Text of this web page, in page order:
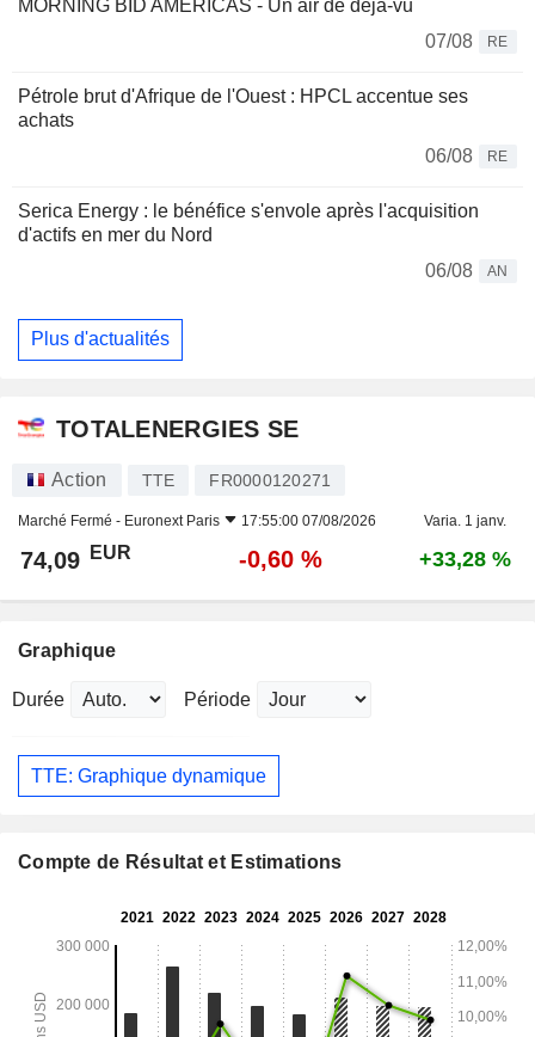
MORNING BID AMERICAS - Un air de déjà-vu
07/08
RE
Pétrole brut d'Afrique de l'Ouest : HPCL accentue ses
achats
06/08
RE
Serica Energy : le bénéfice s'envole après l'acquisition
d'actifs en mer du Nord
06/08
AN
Plus d'actualités
TOTALENERGIES SE
Action TTE FR0000120271
Marché Fermé - Euronext Paris 17:55:00 07/08/2026 Varia. 1 janv.
74,09 EUR -0,60 % +33,28 %
Graphique
Durée Période
TTE: Graphique dynamique
Compte de Résultat et Estimations